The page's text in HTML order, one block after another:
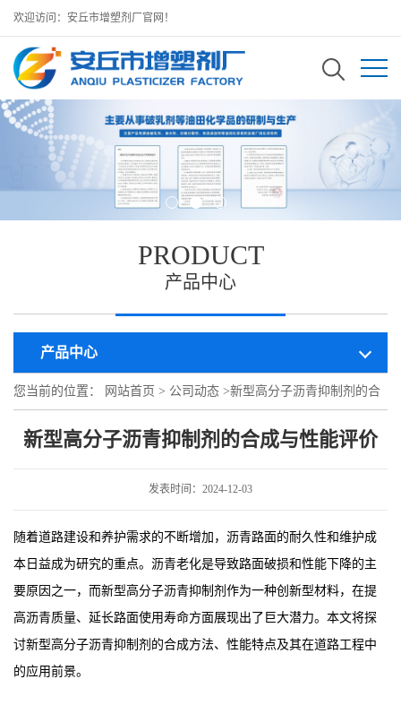
欢迎访问：安丘市增塑剂厂官网！
PRODUCT
产品中心
产品中心
您当前的位置： 网站首页 > 公司动态 >新型高分子沥青抑制剂的合
成与性能评价
新型高分子沥青抑制剂的合成与性能评价
发表时间：2024-12-03
随着道路建设和养护需求的不断增加，沥青路面的耐久性和维护成
本日益成为研究的重点。沥青老化是导致路面破损和性能下降的主
要原因之一，而新型高分子沥青抑制剂作为一种创新型材料，在提
高沥青质量、延长路面使用寿命方面展现出了巨大潜力。本文将探
讨新型高分子沥青抑制剂的合成方法、性能特点及其在道路工程中
的应用前景。